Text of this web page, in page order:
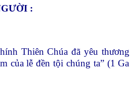
:
Thiên Chúa đã yêu thương
của lễ đền tội chúng ta” (1 Ga